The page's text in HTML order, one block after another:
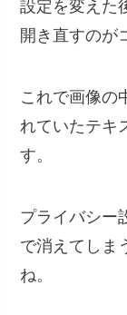
設定を変えた
開き直すのが
これで画像の
れていたテキ
す。
プライバシー
で消えてしま
ね。